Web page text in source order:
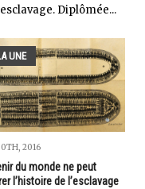
Diplômée...
UNE
2016
du monde ne peut
l’histoire de l’esclavage